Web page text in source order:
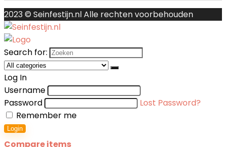
2023 © Seinfestijn.nl Alle rechten voorbehouden
Search for:
Log In
Username
Password
Lost Password?
Remember me
Login
Compare items